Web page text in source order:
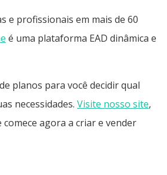
e profissionais em mais de 60
é uma plataforma EAD dinâmica e
planos para você decidir qual
necessidades. Visite nosso site,
agora a criar e vender